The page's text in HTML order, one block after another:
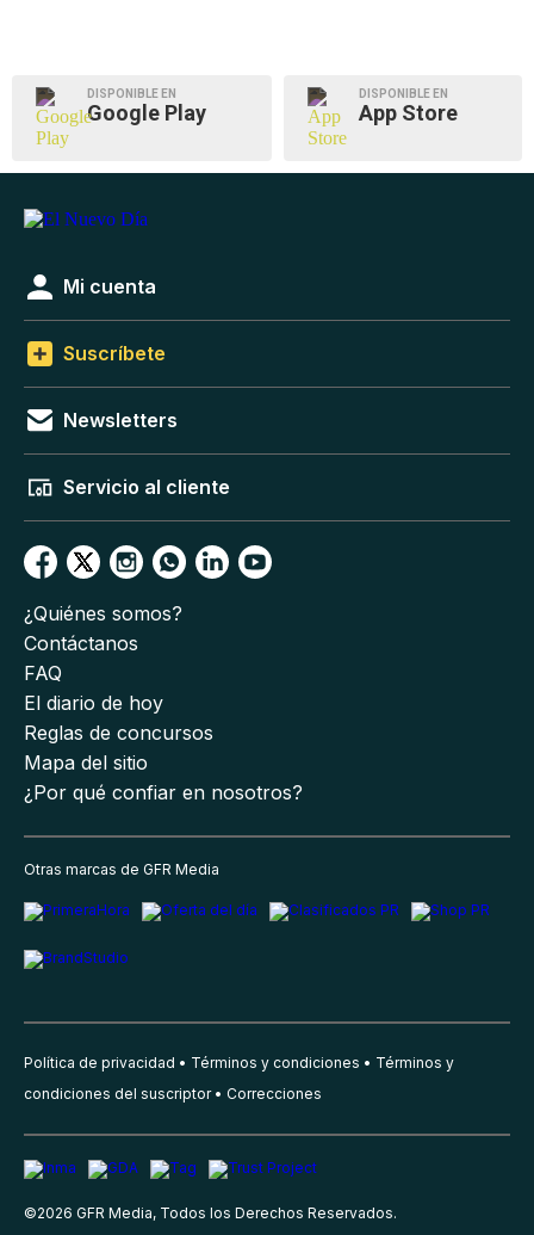
DISPONIBLE EN
Google Play
DISPONIBLE EN
App Store
Mi cuenta
Suscríbete
Newsletters
Servicio al cliente
¿Quiénes somos?
Contáctanos
FAQ
El diario de hoy
Reglas de concursos
Mapa del sitio
¿Por qué confiar en nosotros?
Otras marcas de GFR Media
Política de privacidad Términos y condiciones
Términos y
condiciones del suscriptor
Correcciones
©2026 GFR Media, Todos los Derechos Reservados.